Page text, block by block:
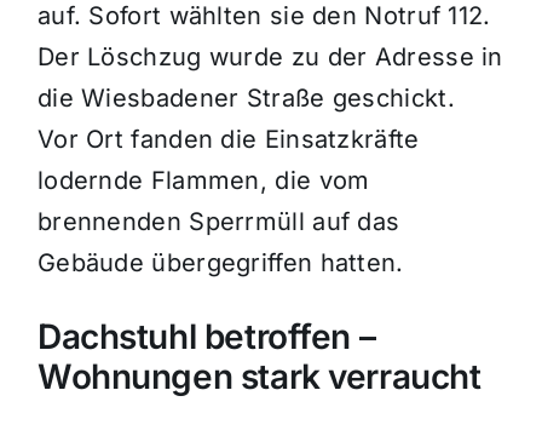
auf. Sofort wählten sie den Notruf 112.
Der Löschzug wurde zu der Adresse in
die Wiesbadener Straße geschickt.
Vor Ort fanden die Einsatzkräfte
lodernde Flammen, die vom
brennenden Sperrmüll auf das
Gebäude übergegriffen hatten.
Dachstuhl betroffen –
Wohnungen stark verraucht